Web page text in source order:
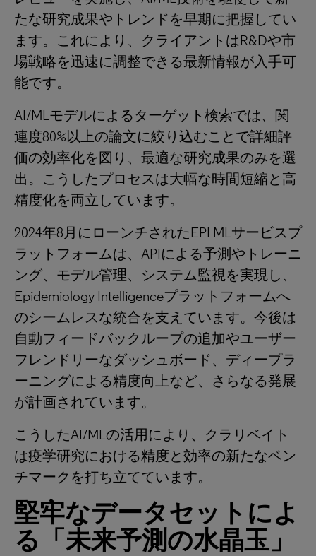
たな研究成果やトレンドを早期に把握してい
ます。これにより、クライアントはR&Dや市
場戦略を迅速に調整できる最新情報が入手可
能です。
AI/MLモデルによるターゲット検索では、関
連度80%以上の論文に絞り込むことで詳細評
価の効率化を図り、最適な研究成果のみを選
出。こうしたプロセスは大幅な時間短縮と高
精度化を両立しています。
2024年8月にローンチされたEPI MLサービスプ
ラットフォームは、APIによる予測やトレーニ
ング、モデル管理、システム監視を実現し、
Epidemiology Intelligenceプラットフォームへ
のシームレスな統合を支えています。今後は
自動フィードバックループの追加やユーザー
フレンドリーなダッシュボード、ディープラ
ーニングによる精度向上など、さらなる発展
が計画されています。
こうしたAI/MLの活用により、クラリベイト
は疫学研究における精度と効率の新たなベン
チマークを打ち立てています。
堅牢なデータセットによ
る「未来予測の水晶玉」